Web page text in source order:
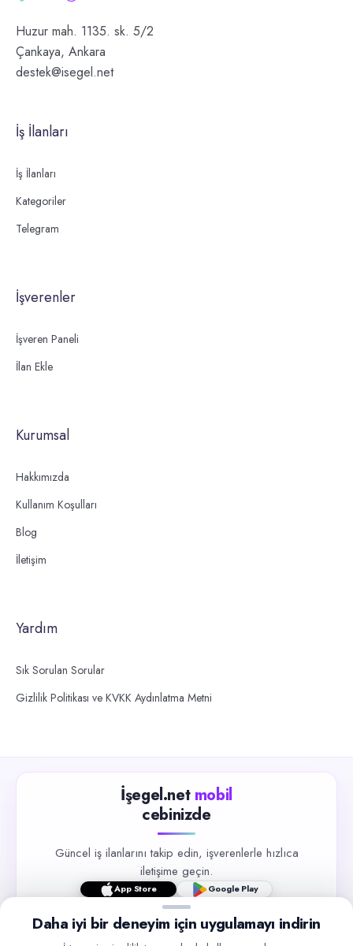
Huzur mah. 1135. sk. 5/2
Çankaya, Ankara
destek@isegel.net
İş İlanları
İş İlanları
Kategoriler
Telegram
İşverenler
İşveren Paneli
İlan Ekle
Kurumsal
Hakkımızda
Kullanım Koşulları
Blog
İletişim
Yardım
Sık Sorulan Sorular
Gizlilik Politikası ve KVKK Aydınlatma Metni
İşegel.net mobil
cebinizde
Güncel iş ilanlarını takip edin, işverenlerle hızlıca
iletişime geçin.
App Store Google Play
Daha iyi bir deneyim için uygulamayı indirin